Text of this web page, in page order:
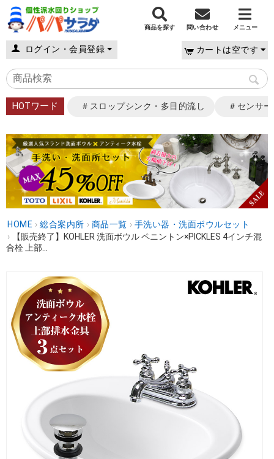
商品を探す 問い合わせ メニュー
ログイン・会員登録 カートは空です
HOTワード ＃スロップシンク・多目的流し ＃センサ
HOME › 総合案内所 › 商品一覧 › 手洗い器・洗面ボウルセット
›
【販売終了】KOHLER 洗面ボウル ペニントン×PICKLES 4インチ混
合栓 上部...